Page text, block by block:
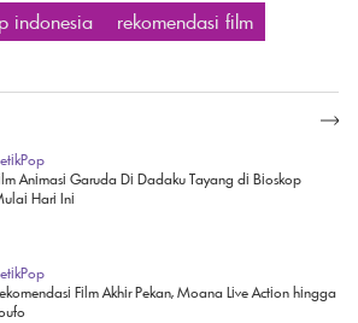
indonesia
rekomendasi film
Animasi Garuda Di Dadaku Tayang di Bioskop
Hari Ini
Film Akhir Pekan, Moana Live Action hingga